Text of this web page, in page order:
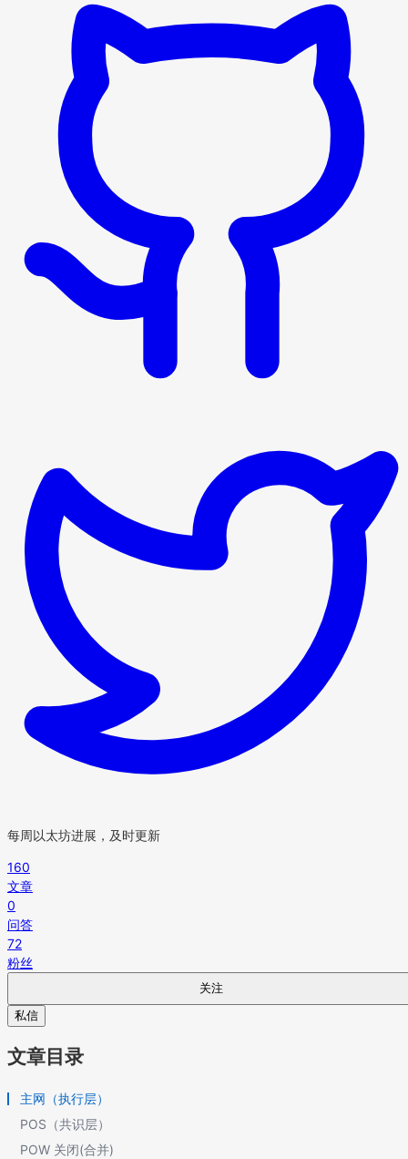
每周以太坊进展，及时更新
160
文章
0
问答
72
粉丝
关注
私信
文章目录
主网（执行层）
POS（共识层）
POW 关闭(合并)